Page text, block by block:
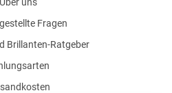
Fragen
Brillanten-Ratgeber